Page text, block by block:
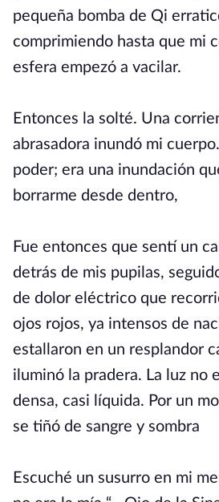
pequeña bomba de Qi
comprimiendo hasta que mi
esfera empezó a vacilar.
Entonces la solté. Una
abrasadora inundó mi
poder; era una inundación
borrarme desde dentro,
Fue entonces que sentí un
detrás de mis pupilas,
de dolor eléctrico que
ojos rojos, ya intensos de
estallaron en un resplandor
iluminó la pradera. La luz no
densa, casi líquida. Por un
se tiñó de sangre y sombra
Escuché un susurro en mi